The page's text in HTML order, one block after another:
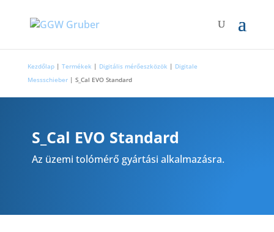
Kezdőlap| Termékek | Digitális mérőeszközök | Digitale
Messschieber| S_Cal EVO Standard
S_Cal EVO Standard
Az üzemi tolómérő gyártási alkalmazásra.